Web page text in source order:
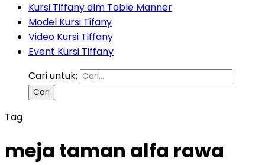
Kursi Tiffany dlm Table Manner
Model Kursi Tifany
Video Kursi Tiffany
Event Kursi Tiffany
Cari untuk:
Tag
meja taman alfa rawa